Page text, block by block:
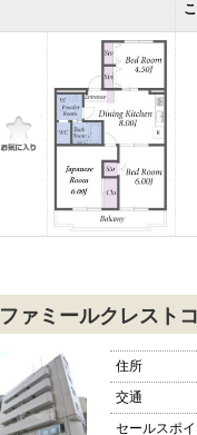
ファミールクレスト
住所
交通
セールスポ